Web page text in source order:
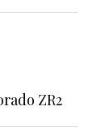
ZR2